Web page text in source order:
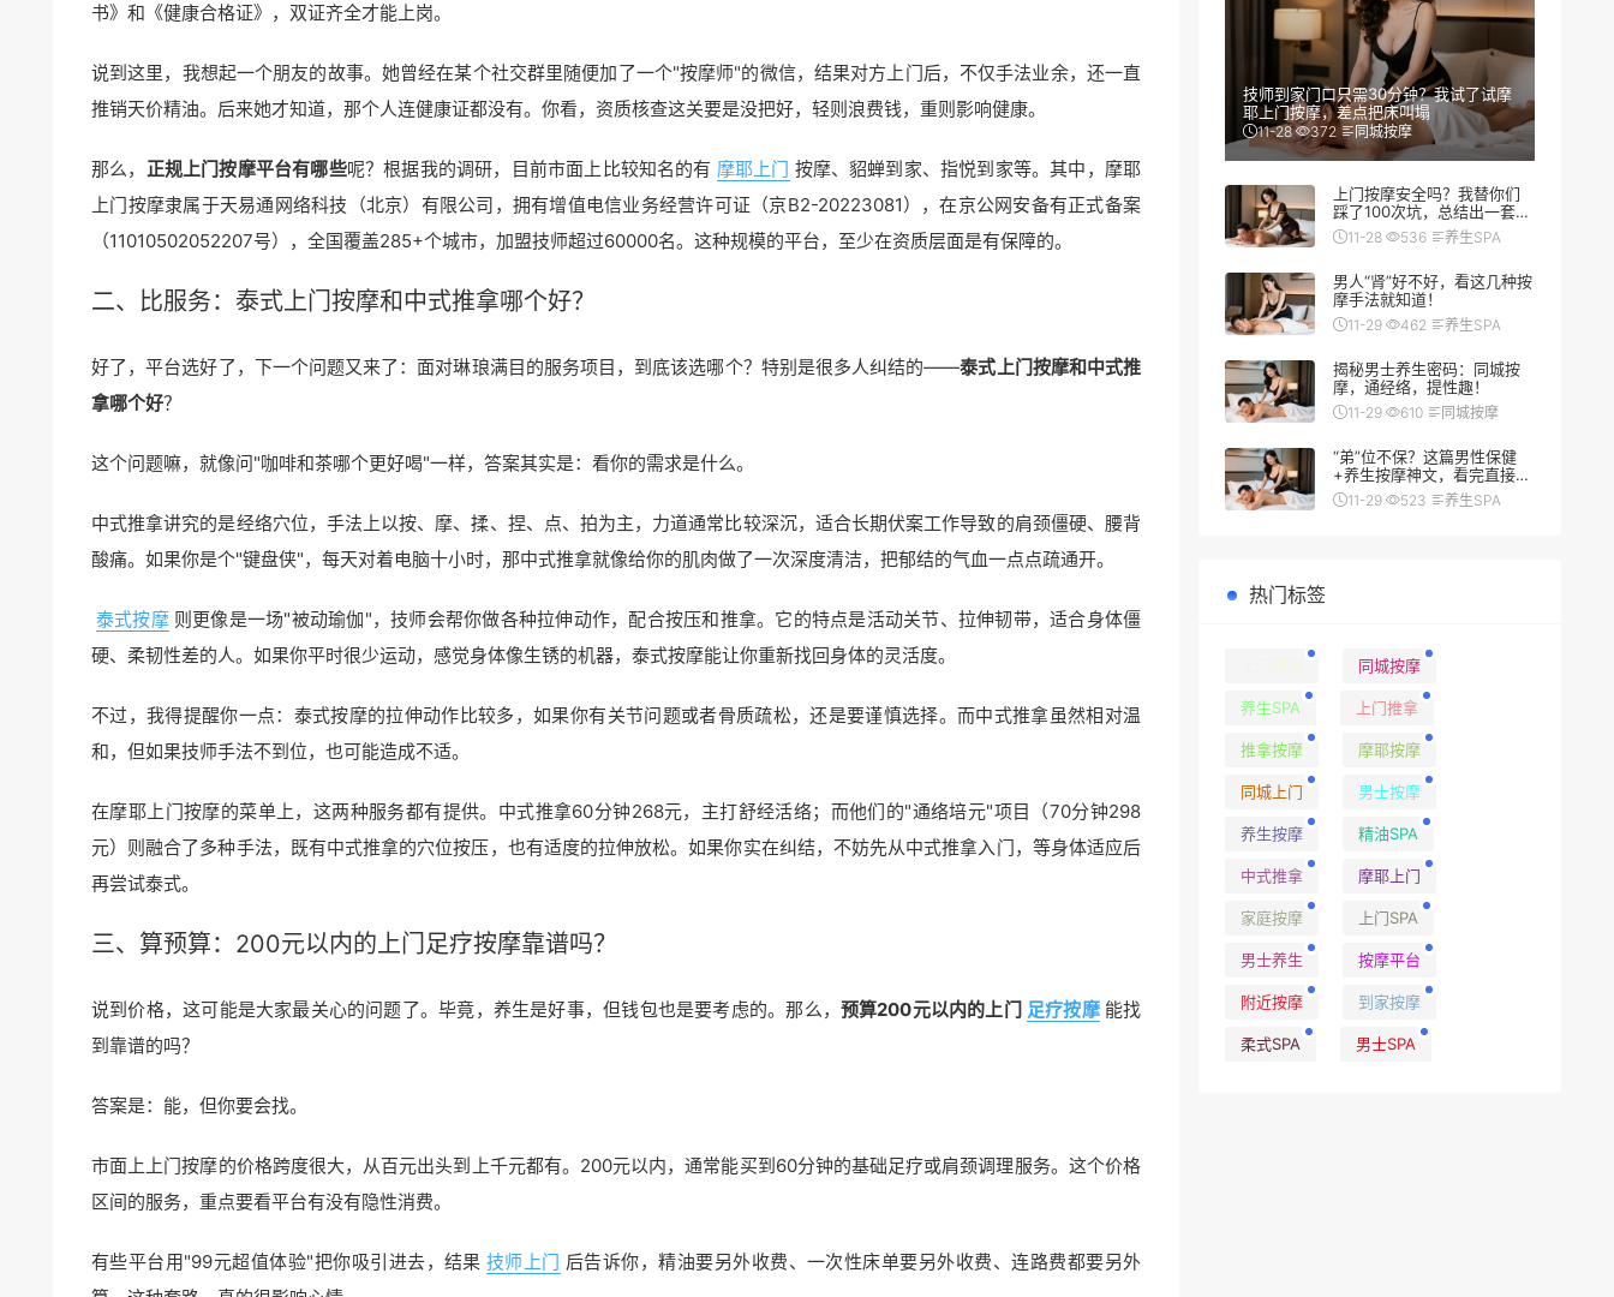
书》和《健康合格证》，双证齐全才能上岗。
说到这里，我想起一个朋友的故事。她曾经在某个社交群里随便加了一个"按摩师"的微信，结果对方上门后，不仅手法业余，还一直
推销天价精油。后来她才知道，那个人连健康证都没有。你看，资质核查这关要是没把好，轻则浪费钱，重则影响健康。
那么， 正规上门按摩平台有哪些呢？根据我的调研，目前市面上比较知名的有 摩耶上门 按摩、貂蝉到家、指悦到家等。其中，摩耶
上门按摩隶属于天易通网络科技（北京）有限公司，拥有增值电信业务经营许可证（京B2-20223081），在京公网安备有正式备案
（11010502052207号），全国覆盖285+个城市，加盟技师超过60000名。这种规模的平台，至少在资质层面是有保障的。
二、比服务：泰式上门按摩和中式推拿哪个好？
好了，平台选好了，下一个问题又来了：面对琳琅满目的服务项目，到底该选哪个？特别是很多人纠结的——泰式上门按摩和中式推
拿哪个好？
这个问题嘛，就像问"咖啡和茶哪个更好喝"一样，答案其实是：看你的需求是什么。
中式推拿讲究的是经络穴位，手法上以按、摩、揉、捏、点、拍为主，力道通常比较深沉，适合长期伏案工作导致的肩颈僵硬、腰背
酸痛。如果你是个"键盘侠"，每天对着电脑十小时，那中式推拿就像给你的肌肉做了一次深度清洁，把郁结的气血一点点疏通开。
泰式按摩 则更像是一场"被动瑜伽"，技师会帮你做各种拉伸动作，配合按压和推拿。它的特点是活动关节、拉伸韧带，适合身体僵
硬、柔韧性差的人。如果你平时很少运动，感觉身体像生锈的机器，泰式按摩能让你重新找回身体的灵活度。
不过，我得提醒你一点：泰式按摩的拉伸动作比较多，如果你有关节问题或者骨质疏松，还是要谨慎选择。而中式推拿虽然相对温
和，但如果技师手法不到位，也可能造成不适。
在摩耶上门按摩的菜单上，这两种服务都有提供。中式推拿60分钟268元，主打舒经活络；而他们的"通络培元"项目（70分钟298
元）则融合了多种手法，既有中式推拿的穴位按压，也有适度的拉伸放松。如果你实在纠结，不妨先从中式推拿入门，等身体适应后
再尝试泰式。
三、算预算：200元以内的上门足疗按摩靠谱吗？
说到价格，这可能是大家最关心的问题了。毕竟，养生是好事，但钱包也是要考虑的。那么， 预算200元以内的上门 足疗按摩 能找
到靠谱的吗？
答案是：能，但你要会找。
市面上上门按摩的价格跨度很大，从百元出头到上千元都有。200元以内，通常能买到60分钟的基础足疗或肩颈调理服务。这个价格
区间的服务，重点要看平台有没有隐性消费。
有些平台用"99元超值体验"把你吸引进去，结果 技师上门 后告诉你，精油要另外收费、一次性床单要另外收费、连路费都要另外
技师到家门口只需30分钟？我试了试摩
耶上门按摩，差点把床叫塌
11-28 372 同城按摩
上门按摩安全吗？我替你们
踩了100次坑，总结出一套防
翻车秘籍
11-28 536 养生SPA
男人“肾”好不好，看这几种按
摩手法就知道！
11-29 462 养生SPA
揭秘男士养生密码：同城按
摩，通经络，提性趣！
11-29 610 同城按摩
“弟”位不保？这篇男性保健
+养生按摩神文，看完直接硬
（朗）了
11-29 523 养生SPA
热门标签
上门按摩 同城按摩
养生SPA 上门推拿
推拿按摩 摩耶按摩
同城上门 男士按摩
养生按摩 精油SPA
中式推拿 摩耶上门
家庭按摩 上门SPA
男士养生 按摩平台
附近按摩 到家按摩
柔式SPA 男士SPA